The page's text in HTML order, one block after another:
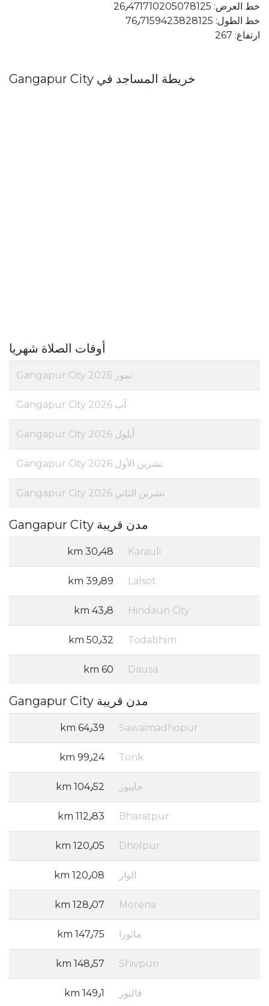
خط العرض: 26٫471710205078125
خط الطول: 76٫7159423828125
ارتفاع: 267
خريطة المساجد في Gangapur City
أوقات الصلاة شهريا
تموز 2026 Gangapur City
آب 2026 Gangapur City
أيلول 2026 Gangapur City
تشرين الأول 2026 Gangapur City
تشرين الثاني 2026 Gangapur City
مدن قريبة Gangapur City
Karauli 30٫48 km
Lalsot 39٫89 km
Hindaun City 43٫8 km
Todabhim 50٫32 km
Dausa
60 km
مدن قريبة Gangapur City
Sawaimadhopur 64٫39 km
Tonk 99٫24 km
جايبور 104٫52 km
Bharatpur 112٫83 km
Dholpur 120٫05 km
الوار 120٫08 km
Morena 128٫07 km
ماثورا 147٫75 km
Shivpuri 148٫57 km
قاليور 149٫1 km